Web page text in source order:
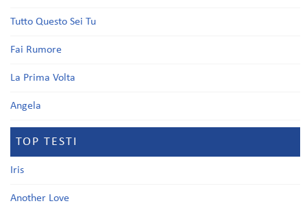
Tutto Questo Sei Tu
Fai Rumore
La Prima Volta
Angela
TOP TESTI
Iris
Another Love